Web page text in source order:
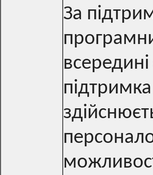
За
всередині